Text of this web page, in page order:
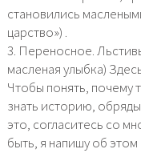
становились
царство») .
3. Переносное.
масленая улыбка)
Чтобы понять, почему
знать историю,
это, согласитесь со
быть, я напишу об